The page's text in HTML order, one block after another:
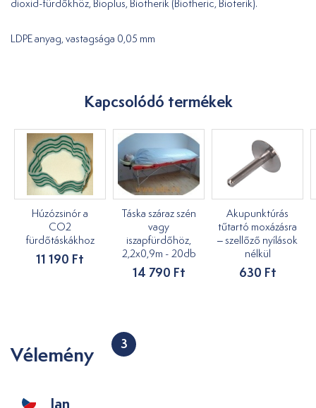
dioxid-fürdőkhöz, Bioplus, Biotherik (Biotheric, Bioterik).
LDPE anyag, vastagsága 0,05 mm
Kapcsolódó termékek
Húzózsinór a
CO2
fürdőtáskákhoz
11 190 Ft
Táska száraz szén
vagy
iszapfürdőhöz,
2,2x0,9m - 20db
14 790 Ft
Akupunktúrás
tűtartó moxázásra
– szellőző nyílások
nélkül
630 Ft
Vélemény 3